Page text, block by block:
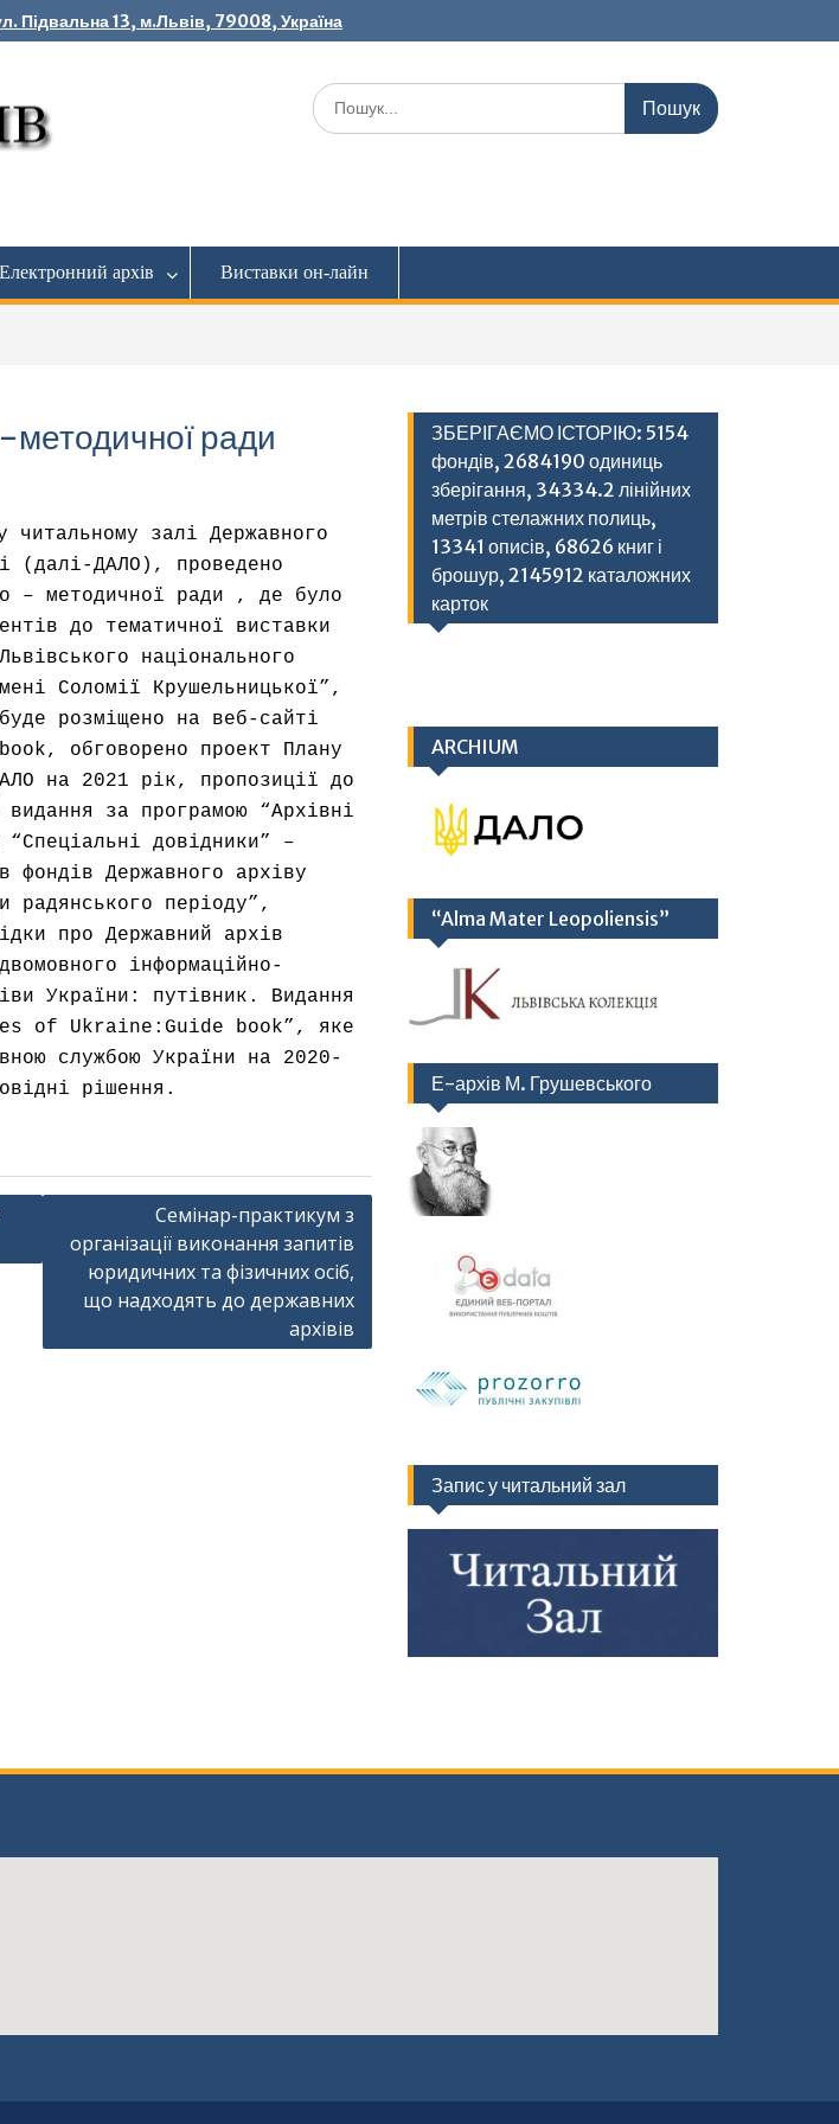
Підвальна 13, м.Львів, 79008, Україна
Шукати:
Електронний архів Виставки он-лайн
методичної ради
читальному залі Державного
(далі-ДАЛО), проведено
– методичної ради , де було
до тематичної виставки
національного
Соломії Крушельницької”,
розміщено на веб-сайті
обговорено проект Плану
на 2021 рік, пропозиції до
видання за програмою “Архівні
довідники” –
фондів Державного архіву
радянського періоду”,
про Державний архів
інформаційно-
України: путівник. Видання
of Ukraine:Guide book”, яке
службою України на 2020-
рішення.
Cемінар-практикум з
організації виконання запитів
юридичних та фізичних осіб,
що надходять до державних
архівів
ЗБЕРІГАЄМО ІСТОРІЮ: 5154
фондів, 2684190 одиниць
зберігання, 34334.2 лінійних
метрів стелажних полиць,
13341 описів, 68626 книг і
брошур, 2145912 каталожних
карток
ARCHIUM
“Alma Mater Leopoliensis”
Е-архів М. Грушевського
Запис у читальний зал